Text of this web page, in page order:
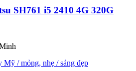
SH761 i5 2410 4G 320G